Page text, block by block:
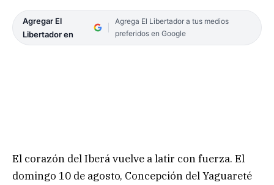
Agregar El
Libertador en
Agrega El Libertador a tus medios
preferidos en Google
El corazón del Iberá vuelve a latir con fuerza. El
domingo 10 de agosto, Concepción del Yaguareté